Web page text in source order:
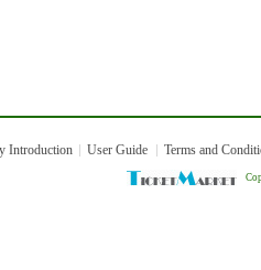
Introduction User Guide Terms and